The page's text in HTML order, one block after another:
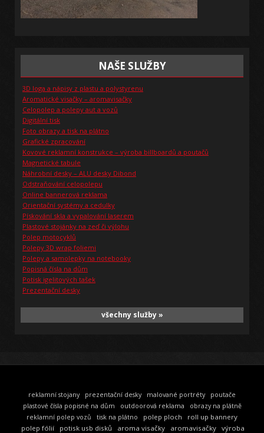
NAŠE SLUŽBY
3D loga a nápisy z plastu a polystyrenu
Aromatické visačky – aromavisačky
Celopolep a polepy aut a vozů
Digitální tisk
Foto obrazy a tisk na plátno
Grafické zpracování
Kovové reklamní konstrukce – výroba billboardů a poutačů
Magnetické tabule
Náhrobní desky – ALU desky Dibond
Odstraňování celopolepu
Online bannerová reklama
Orientační systémy a cedulky
Pískování skla a vypalování laserem
Plastové stojánky na zeď či výlohu
Polep motocyklů
Polepy 3D wrap foliemi
Polepy a samolepky na notebooky
Popisná čísla na dům
Potisk igelitových tašek
Prezentační desky
všechny služby »
reklamní stojany prezentační desky malované portréty
poutače
plastové čísla popisné na dům
outdoorová reklama
obrazy na plátně
reklamní polep vozů
tisk na plátno polep ploch
roll up bannery
polep fólií
potisk usb disků aroma visačky aromavisačky výroba